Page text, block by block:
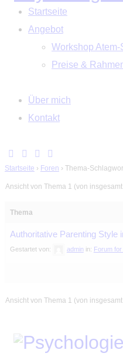
Startseite
Angebot
Workshop
Preise &
Über mich
Kontakt
Startseite › Foren › Thema-
Ansicht von Thema 1 (von
Thema
Authoritative Parenting Style
Gestartet von: admin in: Forum
Ansicht von Thema 1 (von